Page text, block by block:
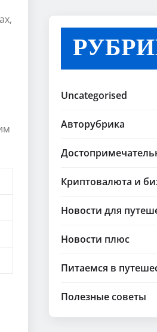
Uncategorised
Авторубрика
Криптовалюта и
Новости для
Новости плюс
Питаемся в
Полезные советы